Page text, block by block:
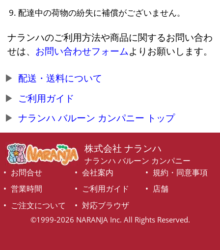
配達中の荷物の紛失に補償がございません。
ナランハのご利用方法や商品に関するお問い合わ
せは、 お問い合わせフォームよりお願いします。
配送・送料について
ご利用ガイド
ナランハ バルーン カンパニー トップ
株式会社 ナランハ
ナランハ バルーン カンパニー
お問合せ
会社案内
規約・同意事項
営業時間
ご利用ガイド
店舗
ご注文について
対応ブラウザ
©1999-2026 NARANJA Inc. All Rights Reserved.